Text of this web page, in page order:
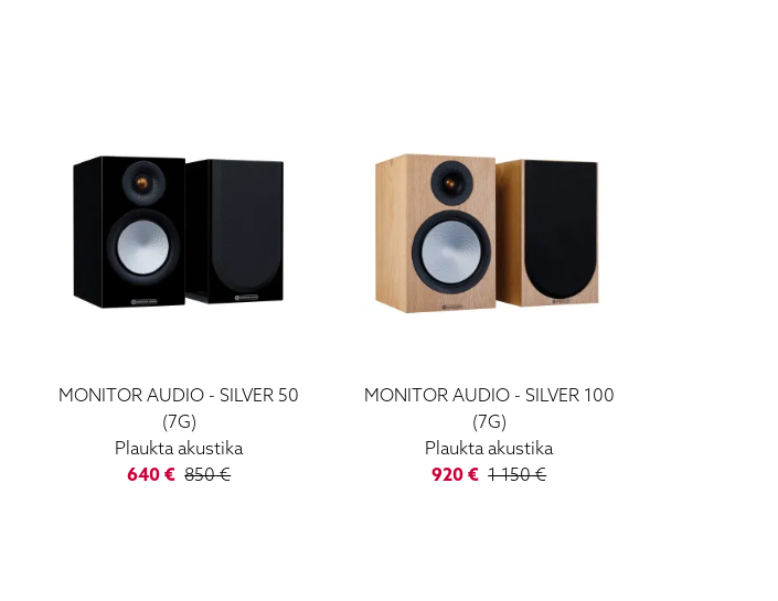
MONITOR AUDIO - SILVER 50
(7G)
Plaukta akustika
640 € 850€
MONITOR AUDIO- SILVER 100
(7G)
Plaukta akustika
920 € 1 150€